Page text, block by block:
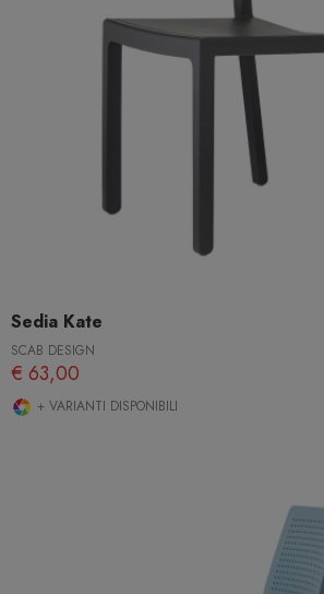
Sedia Kate
SCAB DESIGN
€ 63,00
+ VARIANTI DISPONIBILI